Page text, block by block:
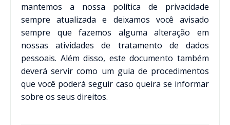
mantemos a nossa política de privacidade
sempre atualizada e deixamos você avisado
sempre que fazemos alguma alteração em
nossas atividades de tratamento de dados
pessoais. Além disso, este documento também
deverá servir como um guia de procedimentos
que você poderá seguir caso queira se informar
sobre os seus direitos.